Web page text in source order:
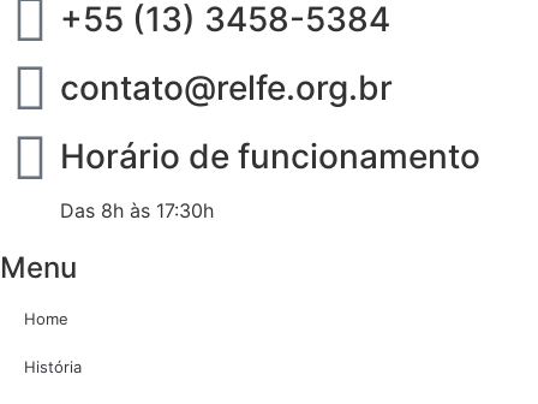
+55 (13) 3458-5384
contato@relfe.org.br
Horário de funcionamento
Das 8h às 17:30h
Menu
Home
História